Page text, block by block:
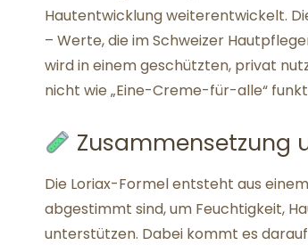
Hautentwicklung weiterentwickelt.
– Werte, die im Schweizer
wird in einem geschützten, privat
nicht wie „Eine-Creme-für-alle“
Zusammensetzung
Die Loriax-Formel entsteht aus
abgestimmt sind, um Feuchtigkeit,
unterstützen. Dabei kommt es